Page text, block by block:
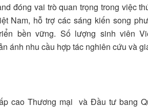
đóng vai trò quan trọng trong việc
Nam, hỗ trợ các sáng kiến song
bền vững. Số lượng sinh viên
ánh nhu cầu hợp tác nghiên cứu và
cao Thương mại và Đầu tư bang